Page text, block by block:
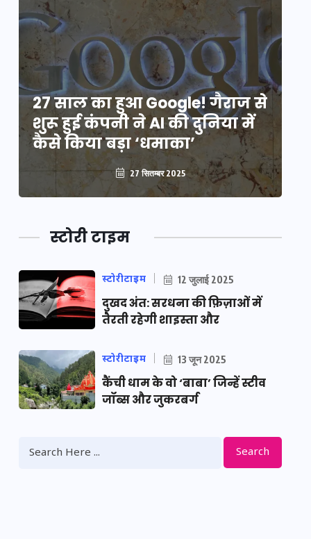
27 साल का हुआ Google! गैराज से
शुरू हुई कंपनी ने AI की दुनिया में
कैसे किया बड़ा ‘धमाका’
27 सितम्बर 2025
स्टोरी टाइम
स्टोरीटाइम 12 जुलाई 2025
दुखद अंत: सरधना की फ़िज़ाओं में
तैरती रहेगी शाइस्ता और
स्टोरीटाइम 13 जून 2025
कैंची धाम के वो ‘बाबा’ जिन्हें स्टीव
जॉब्स और जुकरबर्ग
Search